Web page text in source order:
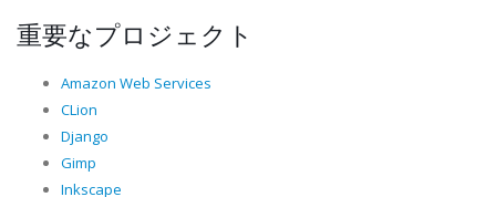
重要なプロジェクト
Amazon Web Services
CLion
Django
Gimp
Inkscape